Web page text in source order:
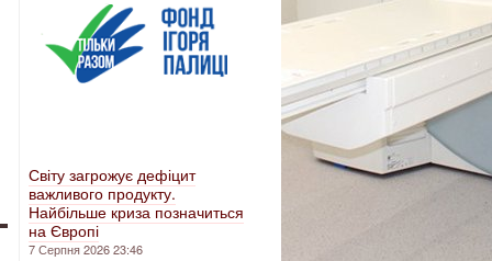
Світу загрожує дефіцит
важливого продукту.
Найбільше криза позначиться
на Європі
7 Серпня 2026 23:46